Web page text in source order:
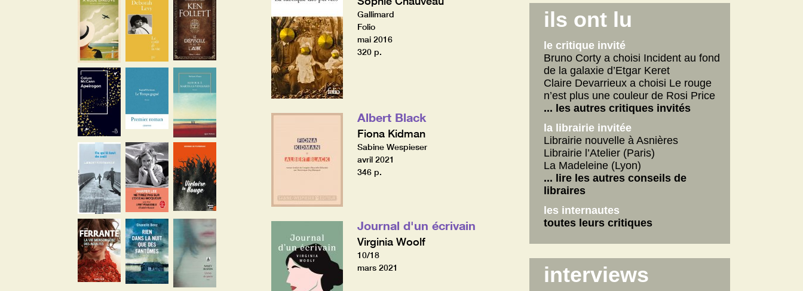
Gallimard
Folio
mai 2016
320 p.
Albert Black
Fiona Kidman
Sabine Wespieser
avril 2021
346 p.
Journal d'un écrivain
Virginia Woolf
10/18
mars 2021
Connemara
La fabrique des pervers
Journal d'un écrivain
... lire les autres
on n'aurait pas dû
Vie de Gérard Fulmard
La tempête qui vient
Stupor Mundi
... lire les autres
internautes
Yoga
Betty
les autres critiques des internautes
Scarlett
La fabrique des pervers
ils ont lu
le critique invité
Bruno Corty a choisi Incident au fond
de la galaxie d’Etgar Keret
Claire Devarrieux a choisi Le rouge
n’est plus une couleur de Rosi Price
... les autres critiques invités
la librairie invitée
Librairie nouvelle à Asnières
Librairie l’Atelier (Paris)
La Madeleine (Lyon)
... lire les autres conseils de
libraires
les internautes
toutes leurs critiques
interviews